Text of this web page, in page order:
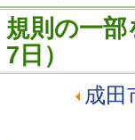
規則の一
7日）
成田